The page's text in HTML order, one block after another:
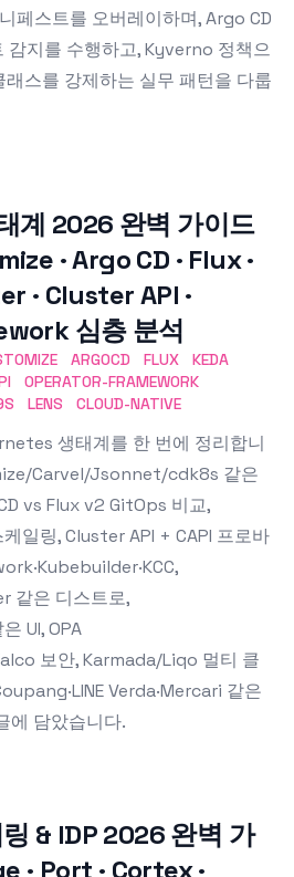
스트를 오버레이하며, Argo CD
감지를 수행하고, Kyverno 정책으
스를 강제하는 실무 패턴을 다룹
계 2026 완벽 가이드
· Argo CD · Flux ·
· Cluster API ·
심층 분석
ARGOCD FLUX
KEDA
OPERATOR-FRAMEWORK
LENS CLOUD-NATIVE
생태계를 한 번에 정리합니
Carvel/Jsonnet/cdk8s 같은
vs Flux v2 GitOps 비교,
일링, Cluster API + CAPI 프로바
같은 디스트로,
UI, OPA
보안, Karmada/Liqo 멀티 클
Verda·Mercari 같은
에 담았습니다.
& IDP 2026 완벽 가
· Port · Cortex ·